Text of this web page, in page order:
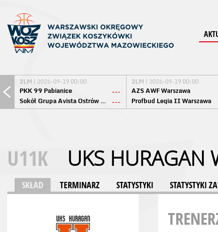
2LM | 2026-09-19 00:00
PKK 99 Pabianice
---
Sokół Grupa Avista Ostrów Maz. ---
2LM | 2026-09-19 00:00
AZS AWF Warszawa
Profbud Legia II Warszawa
U11K UKS HURAGAN
SKŁAD TERMINARZ STATYSTYKI STATYSTYKI